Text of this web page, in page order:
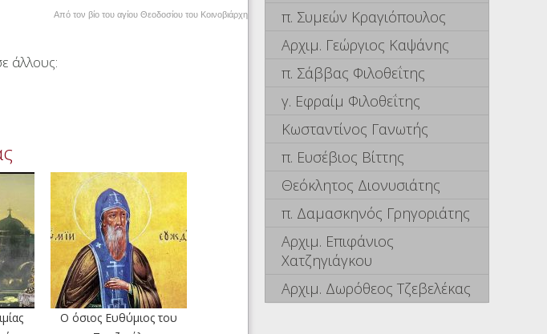
Από τον βίο του αγίου Θεοδοσίου του Κοινοβιάρχη
άλλους:
Ο όσιος Ευθύμιος του
π. Συμεών Κραγιόπουλος
Αρχιμ. Γεώργιος Καψάνης
π. Σάββας Φιλοθεΐτης
γ. Εφραίμ Φιλοθεΐτης
Κωσταντίνος Γανωτής
π. Ευσέβιος Βίττης
Θεόκλητος Διονυσιάτης
π. Δαμασκηνός Γρηγοριάτης
Αρχιμ. Επιφάνιος
Χατζηγιάγκου
Αρχιμ. Δωρόθεος Τζεβελέκας